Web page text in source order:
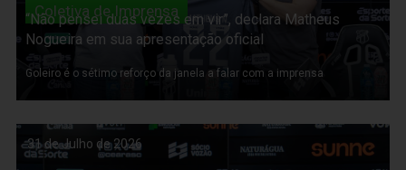
Coletiva de Imprensa
“Não pensei duas vezes em vir”, declara Matheus
Nogueira em sua apresentação oficial
Goleiro é o sétimo reforço da janela a falar com a imprensa
31 de Julho de 2026